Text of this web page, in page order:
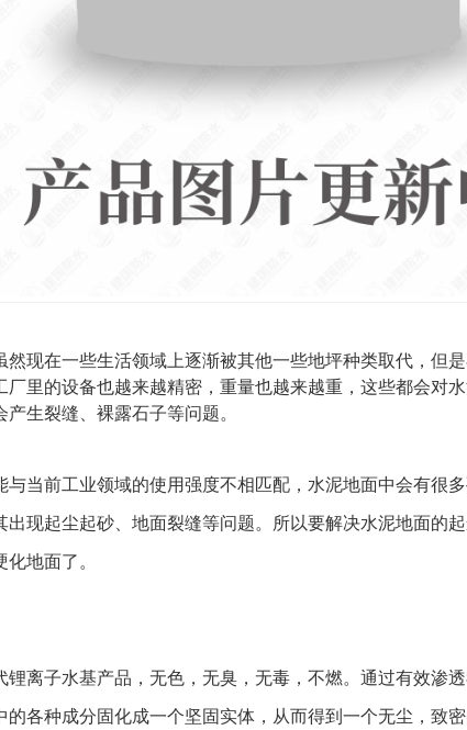
现在一些生活领域上逐渐被其他一些地坪种类取代，但
里的设备也越来越精密，重量也越来越重，这些都会对
生裂缝、裸露石子等问题。
当前工业领域的使用强度不相匹配，水泥地面中会有很
出现起尘起砂、地面裂缝等问题。所以要解决水泥地面的
地面了。
离子水基产品，无色，无臭，无毒，不燃。通过有效渗
各种成分固化成一个坚固 实体，从而得到一个无尘，致